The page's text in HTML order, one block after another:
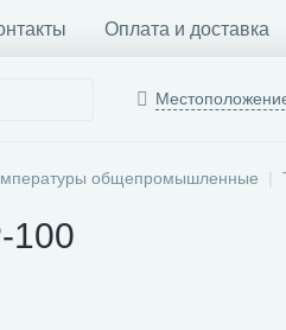
Оплата и доставка
общепромышленные
100